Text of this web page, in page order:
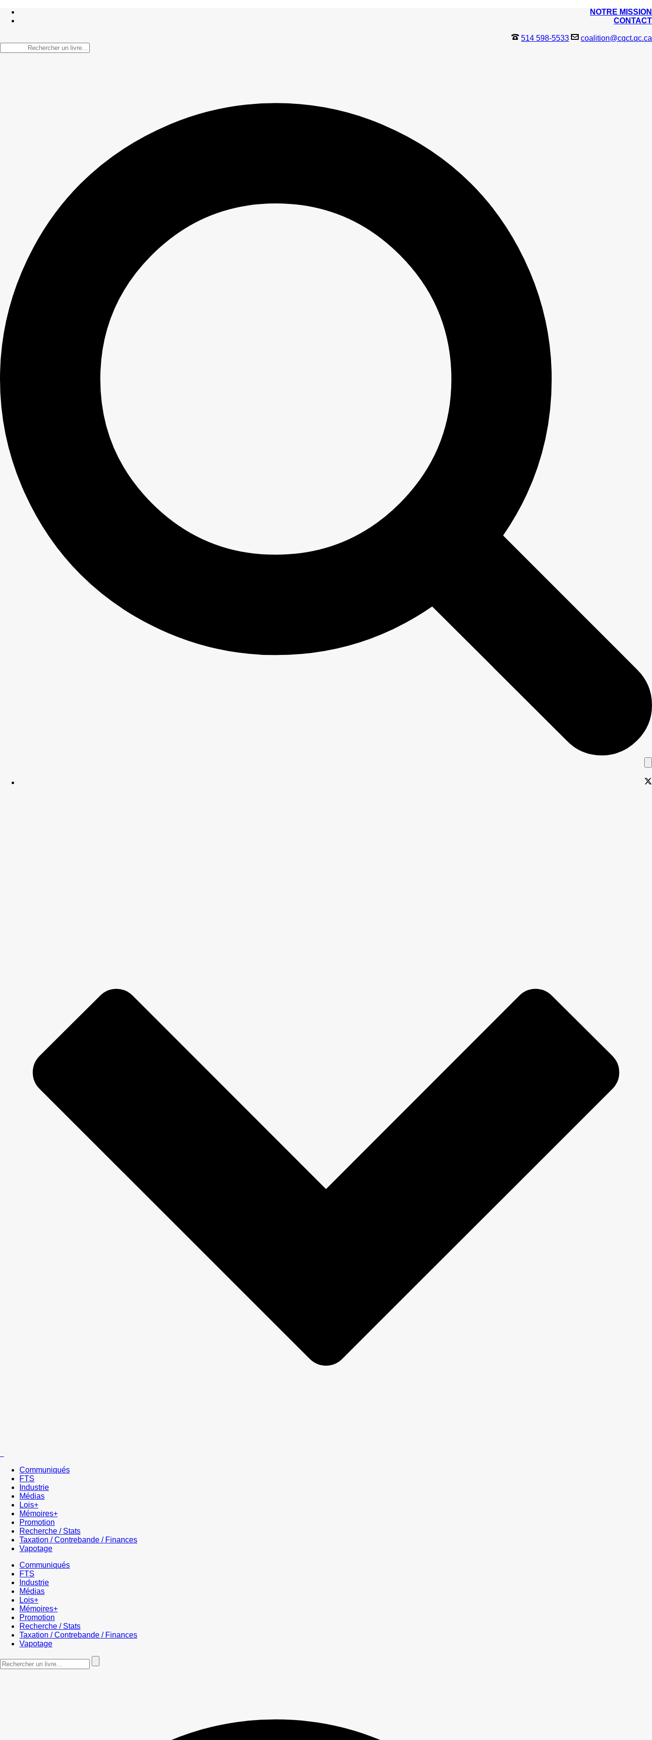
NOTRE MISSION
CONTACT
514 598-5533 coalition@cqct.qc.ca
Communiqués
FTS
Industrie
Médias
Lois+
Mémoires+
Promotion
Recherche / Stats
Taxation / Contrebande / Finances
Vapotage
Communiqués
FTS
Industrie
Médias
Lois+
Mémoires+
Promotion
Recherche / Stats
Taxation / Contrebande / Finances
Vapotage